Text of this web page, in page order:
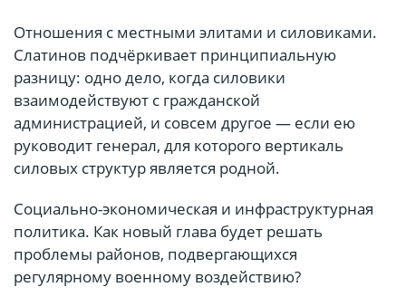
Отношения с местными элитами и силовиками.
Слатинов подчёркивает принципиальную
разницу: одно дело, когда силовики
взаимодействуют с гражданской
администрацией, и совсем другое — если ею
руководит генерал, для которого вертикаль
силовых структур является родной.
Социально-экономическая и инфраструктурная
политика. Как новый глава будет решать
проблемы районов, подвергающихся
регулярному военному воздействию?